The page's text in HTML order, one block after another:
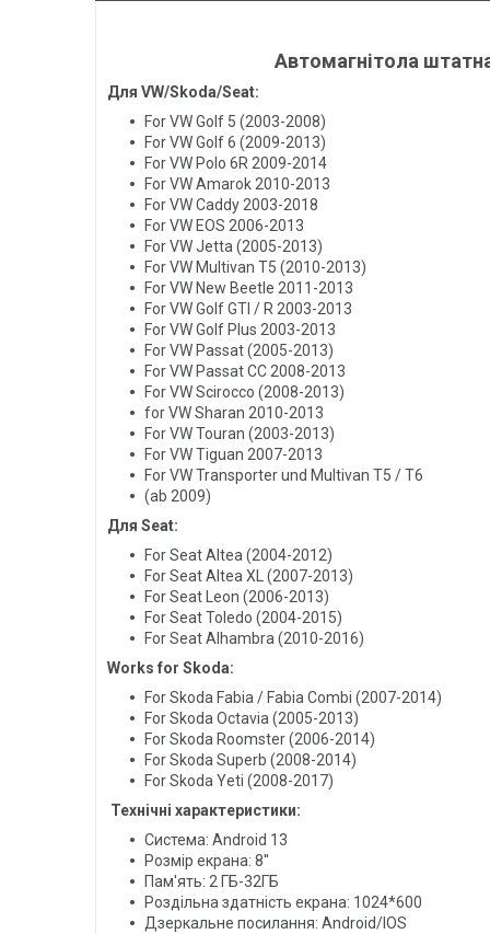
Автомагнітола
Для VW/Skoda/Seat:
For VW Golf 5 (2003-2008)
For VW Golf 6 (2009-2013)
For VW Polo 6R 2009-2014
For VW Amarok 2010-2013
For VW Caddy 2003-2018
For VW EOS 2006-2013
For VW Jetta (2005-2013)
For VW Multivan T5 (2010-2013)
For VW New Beetle 2011-2013
For VW Golf GTI / R 2003-2013
For VW Golf Plus 2003-2013
For VW Passat (2005-2013)
For VW Passat CC 2008-2013
For VW Scirocco (2008-2013)
for VW Sharan 2010-2013
For VW Touran (2003-2013)
For VW Tiguan 2007-2013
For VW Transporter und Multivan T5 / T6
(ab 2009)
Для Seat:
For Seat Altea (2004-2012)
For Seat Altea XL (2007-2013)
For Seat Leon (2006-2013)
For Seat Toledo (2004-2015)
For Seat Alhambra (2010-2016)
Works for Skoda:
For Skoda Fabia / Fabia Combi (2007-2014)
For Skoda Octavia (2005-2013)
For Skoda Roomster (2006-2014)
For Skoda Superb (2008-2014)
For Skoda Yeti (2008-2017)
Технічні характеристики:
Система: Android 13
Розмір екрана: 8''
Пам'ять: 2 ГБ-32ГБ
Роздільна здатність екрана: 1024*600
Дзеркальне посилання: Android/IOS